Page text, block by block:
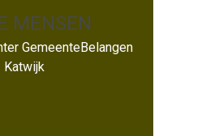
MENSEN
GemeenteBelangen
Katwijk
MENSEN